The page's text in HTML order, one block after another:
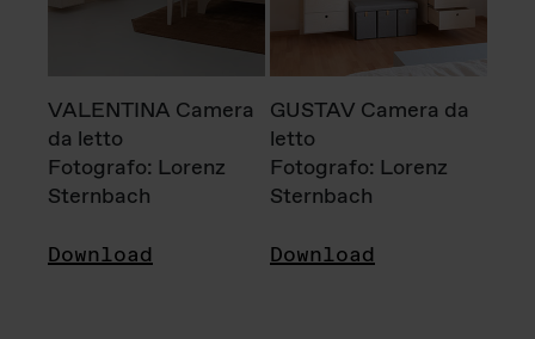
VALENTINA Camera
da letto
Fotografo: Lorenz
Sternbach
Download
GUSTAV Camera da
letto
Fotografo: Lorenz
Sternbach
Download